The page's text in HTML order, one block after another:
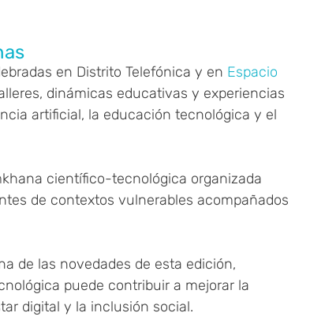
en Distrito Telefónica y en Espacio
dinámicas educativas y experiencias
artificial, la educación tecnológica y el
científico-tecnológica organizada
de contextos vulnerables acompañados
de las novedades de esta edición,
puede contribuir a mejorar la
digital y la inclusión social.